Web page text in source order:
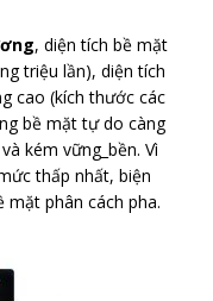
, diện tích bề mặt
triệu lần), diện tích
cao (kích thước các
bề mặt tự do càng
kém vững_bền. Vì
thấp nhất, biện
mặt phân cách pha.